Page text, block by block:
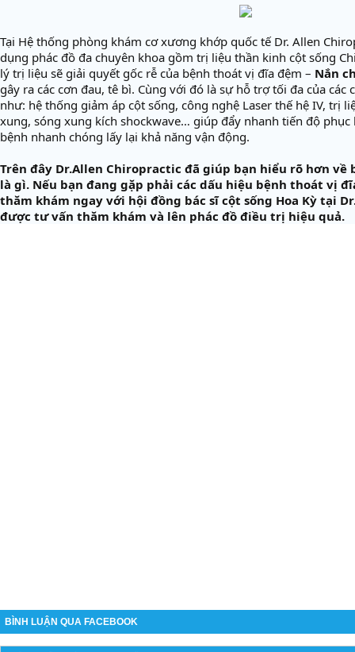
Tại Hệ thống phòng khám cơ xương khớp quốc tế Dr. Allen
dụng phác đồ đa chuyên khoa gồm trị liệu thần kinh cột sống
lý trị liệu sẽ giải quyết gốc rễ của bệnh thoát vị đĩa đệm – Nắn
gây ra các cơn đau, tê bì. Cùng với đó là sự hỗ trợ tối đa của các
như: hệ thống giảm áp cột sống, công nghệ Laser thế hệ IV, trị
xung, sóng xung kích shockwave… giúp đẩy nhanh tiến độ
bệnh nhanh chóng lấy lại khả năng vận động.
Trên đây Dr.Allen Chiropractic đã giúp bạn hiểu rõ hơn
là gì. Nếu bạn đang gặp phải các dấu hiệu bệnh thoát vị
thăm khám ngay với hội đồng bác sĩ cột sống Hoa Kỳ tại
được tư vấn thăm khám và lên phác đồ điều trị hiệu quả.
BÌNH LUẬN QUA FACEBOOK